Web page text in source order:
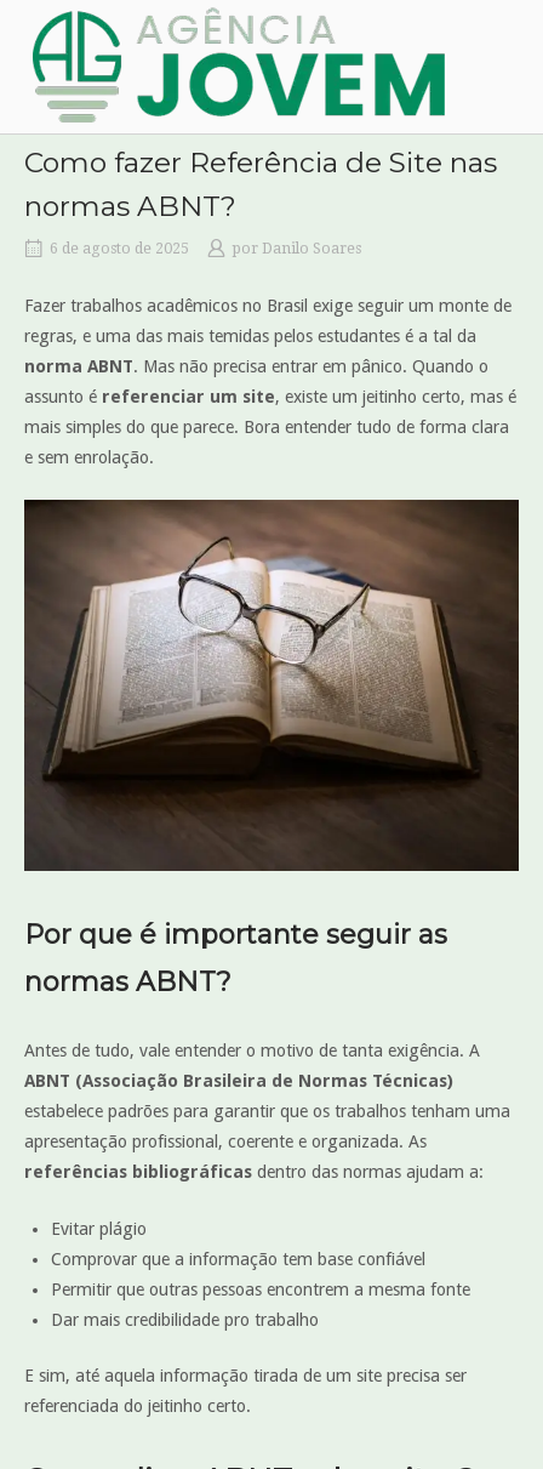
content
Home
Como fazer Referência de Site nas
normas ABNT?
6 de agosto de 2025 por Danilo Soares
Fazer trabalhos acadêmicos no Brasil exige seguir um monte de
regras, e uma das mais temidas pelos estudantes é a tal da
norma ABNT. Mas não precisa entrar em pânico. Quando o
assunto é referenciar um site, existe um jeitinho certo, mas é
mais simples do que parece. Bora entender tudo de forma clara
e sem enrolação.
Por que é importante seguir as
normas ABNT?
Antes de tudo, vale entender o motivo de tanta exigência. A
ABNT (Associação Brasileira de Normas Técnicas)
estabelece padrões para garantir que os trabalhos tenham uma
apresentação profissional, coerente e organizada. As
referências bibliográficas dentro das normas ajudam a:
Evitar plágio
Comprovar que a informação tem base confiável
Permitir que outras pessoas encontrem a mesma fonte
Dar mais credibilidade pro trabalho
E sim, até aquela informação tirada de um site precisa ser
referenciada do jeitinho certo.